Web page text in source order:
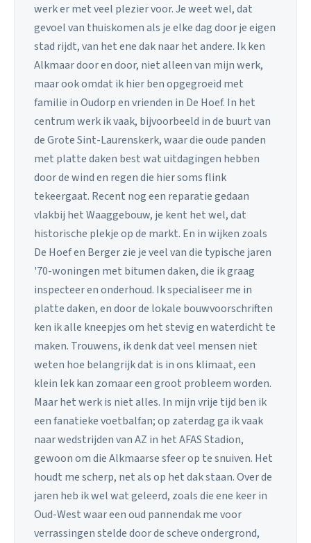
werk er met veel plezier voor. Je weet wel, dat
gevoel van thuiskomen als je elke dag door je eigen
stad rijdt, van het ene dak naar het andere. Ik ken
Alkmaar door en door, niet alleen van mijn werk,
maar ook omdat ik hier ben opgegroeid met
familie in Oudorp en vrienden in De Hoef. In het
centrum werk ik vaak, bijvoorbeeld in de buurt van
de Grote Sint-Laurenskerk, waar die oude panden
met platte daken best wat uitdagingen hebben
door de wind en regen die hier soms flink
tekeergaat. Recent nog een reparatie gedaan
vlakbij het Waaggebouw, je kent het wel, dat
historische plekje op de markt. En in wijken zoals
De Hoef en Berger zie je veel van die typische jaren
'70-woningen met bitumen daken, die ik graag
inspecteer en onderhoud. Ik specialiseer me in
platte daken, en door de lokale bouwvoorschriften
ken ik alle kneepjes om het stevig en waterdicht te
maken. Trouwens, ik denk dat veel mensen niet
weten hoe belangrijk dat is in ons klimaat, een
klein lek kan zomaar een groot probleem worden.
Maar het werk is niet alles. In mijn vrije tijd ben ik
een fanatieke voetbalfan; op zaterdag ga ik vaak
naar wedstrijden van AZ in het AFAS Stadion,
gewoon om die Alkmaarse sfeer op te snuiven. Het
houdt me scherp, net als op het dak staan. Over de
jaren heb ik wel wat geleerd, zoals die ene keer in
Oud-West waar een oud pannendak me voor
verrassingen stelde door de scheve ondergrond,